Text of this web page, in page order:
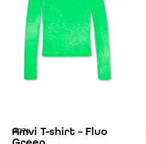
AO76
Amvi T-shirt – Fluo